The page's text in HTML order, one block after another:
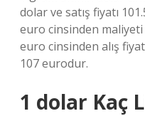
dolar ve satış fiyatı
euro cinsinden maliyeti
euro cinsinden alış
107 eurodur.
1 dolar Kaç